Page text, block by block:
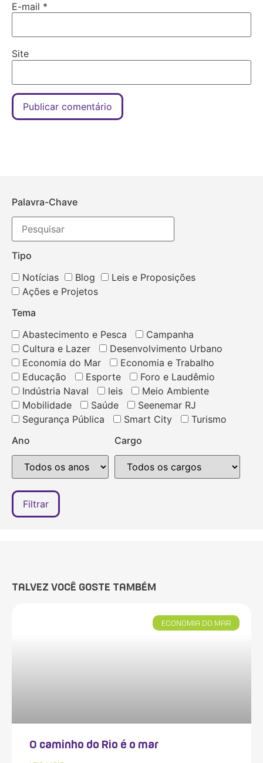
E-mail *
Site
Palavra-Chave
Tipo
Notícias
Blog
Leis e Proposições
Ações e Projetos
Tema
Abastecimento e Pesca
Campanha
Cultura e Lazer
Desenvolvimento Urbano
Economia do Mar
Economia e Trabalho
Educação
Esporte
Foro e Laudêmio
Indústria Naval
leis
Meio Ambiente
Mobilidade
Saúde
Seenemar RJ
Segurança Pública
Smart City
Turismo
Ano
Cargo
TALVEZ VOCÊ GOSTE TAMBÉM
ECONOMIA DO MAR
O caminho do Rio é o mar